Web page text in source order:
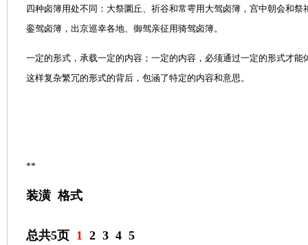
四种卤簿用处不同：大祭圜丘、祈谷和常雩用大驾卤簿，宫中朝会和
銮驾卤簿，出京巡幸各地、御驾亲征用骑驾卤簿。
一定的形式，承载一定的内容；一定的内容，必须通过一定的形式才
这样复杂繁冗的形式的背后，包涵了特定的内容和意思。
**
装潢 格式
总共5页 1 2 3 4 5